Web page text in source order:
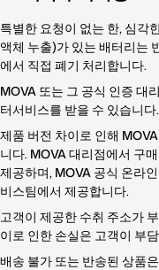
특별한 요청이 없는 한, 심각
액체 누출)가 있는 배터리는
에서 직접 폐기 처리합니다.
MOVA 또는 그 공식 인증 대
터서비스를 받을 수 있습니다.
제품 버전 차이로 인해
니다. MOVA 대리점에서 구
제공하며, MOVA 공식 온라
비스팀에서 제공합니다.
고객이 제공한 수취 주소가
이로 인한 손실은 고객이 부
배송 불가 또는 반송된 상품